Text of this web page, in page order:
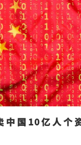
中国10亿人个